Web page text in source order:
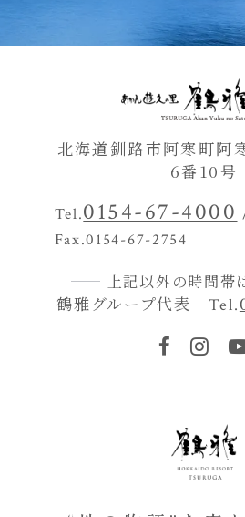
北海道釧路市阿寒町阿
6番10号
Tel.0154-67-4000
Fax.0154-67-2754
上記以外の時間帯
鶴雅グループ代表 Tel.